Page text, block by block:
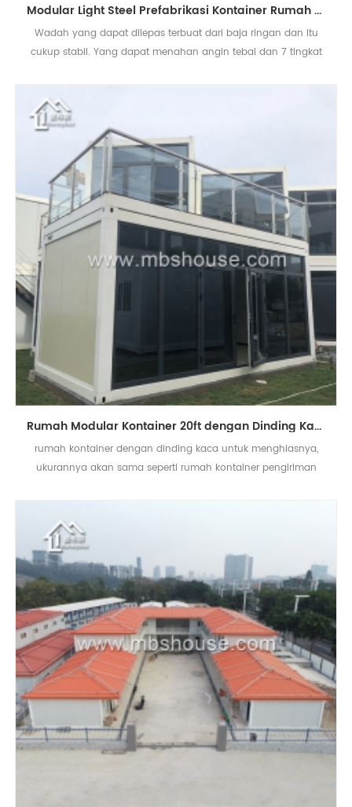
Modular Light Steel Prefabrikasi Kontainer Rumah untuk Rumah Tinggal
Wadah yang dapat dilepas terbuat dari baja ringan dan itu
cukup stabil. Yang dapat menahan angin tebal dan 7 tingkat
Rumah Modular Kontainer 20ft dengan Dinding Kaca untuk Kantor
rumah kontainer dengan dinding kaca untuk menghiasnya,
ukurannya akan sama seperti rumah kontainer pengiriman